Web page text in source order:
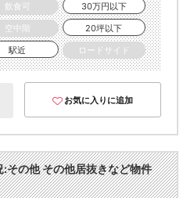
飲食可
30万円以下
空中階
20坪以下
駅近 ロードサイド
お気に入りに追加
その他 その他居抜きなど物件